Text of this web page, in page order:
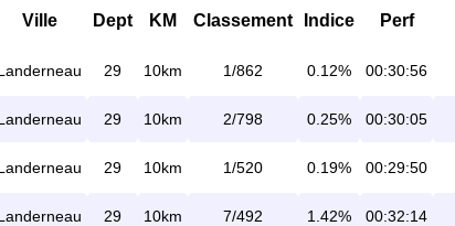
Ville Dept KM Classement Indice Perf
29 10km 1/862 0.12% 00:30:56
29 10km 2/798 0.25% 00:30:05
29 10km 1/520 0.19% 00:29:50
29 10km 7/492 1.42% 00:32:14